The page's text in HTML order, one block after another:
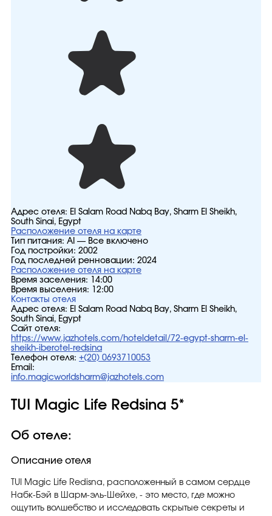
Адрес отеля: El Salam Road Nabq Bay, Sharm El Sheikh,
South Sinai, Egypt
Расположение отеля на карте
Тип питания: AI — Все включено
Год постройки: 2002
Год последней ренновации: 2024
Расположение отеля на карте
Время заселения:
14:00
Время выселения:
12:00
Контакты отеля
Адрес отеля: El Salam Road Nabq Bay, Sharm El Sheikh,
South Sinai, Egypt
Сайт отеля:
https://www.jazhotels.com/hoteldetail/72-egypt-sharm-el-
sheikh-iberotel-redsina
Телефон отеля: +(20) 0693710053
Email:
info.magicworldsharm@jazhotels.com
TUI Magic Life Redsina 5*
Об отеле:
Описание отеля
TUI Magic Life Redisna, расположенный в самом сердце
Набк-Бэй в Шарм-эль-Шейхе, - это место, где можно
ощутить волшебство и исследовать скрытые секреты и